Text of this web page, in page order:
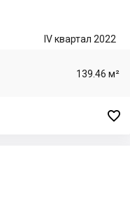
IV квартал 2022
139.46 м²
